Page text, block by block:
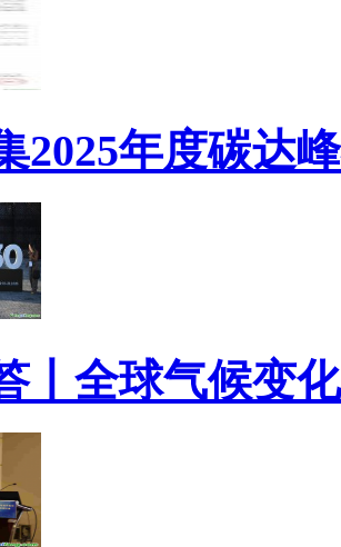
2025年度碳达
丨全球气候变